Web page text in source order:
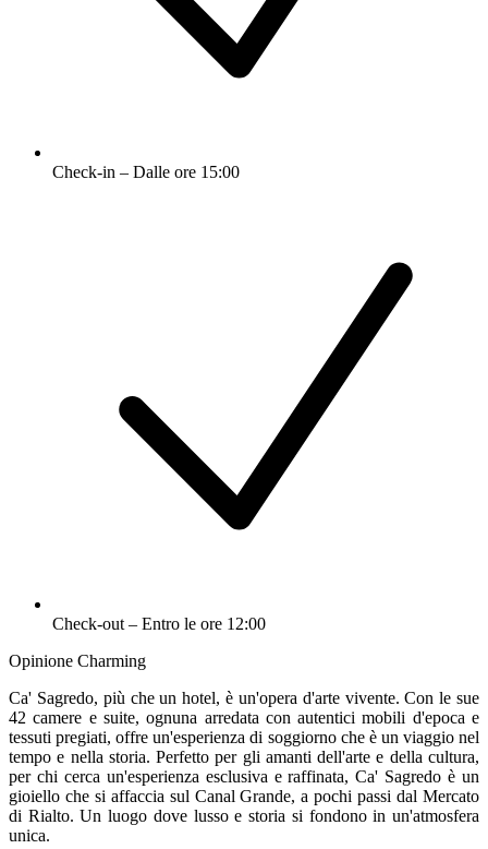
Check-in – Dalle ore 15:00
Check-out – Entro le ore 12:00
Opinione Charming
Ca' Sagredo, più che un hotel, è un'opera d'arte vivente. Con le sue
42 camere e suite, ognuna arredata con autentici mobili d'epoca e
tessuti pregiati, offre un'esperienza di soggiorno che è un viaggio nel
tempo e nella storia. Perfetto per gli amanti dell'arte e della cultura,
per chi cerca un'esperienza esclusiva e raffinata, Ca' Sagredo è un
gioiello che si affaccia sul Canal Grande, a pochi passi dal Mercato
di Rialto. Un luogo dove lusso e storia si fondono in un'atmosfera
unica.